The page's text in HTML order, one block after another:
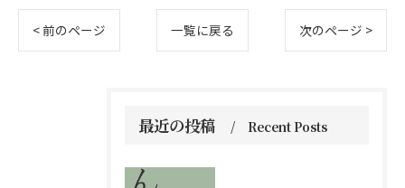
< 前のページ 一覧に戻る 次のページ >
最近の投稿 Recent Posts